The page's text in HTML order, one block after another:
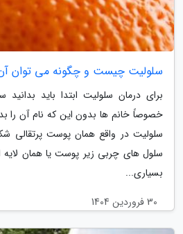
سلولیت چیست و چگونه می توان آن
برای درمان سلولیت ابتدا باید
خصوصاً خانم ها بدون این که نام آن را
سلولیت در واقع همان پوست
سلول های چربی زیر پوست یا همان لایه
بسیاری...
30 فروردین 1404